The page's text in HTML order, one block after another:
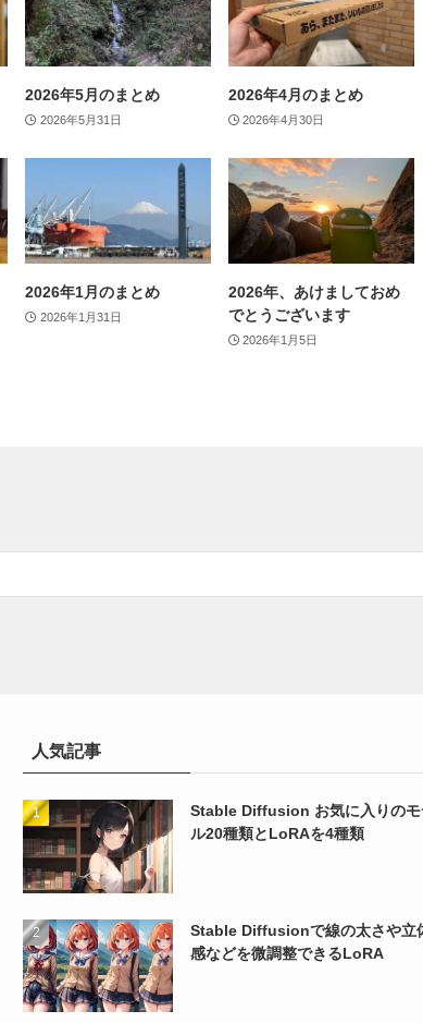
2026年5月のまとめ
2026年5月31日
2026年4月のまとめ
2026年4月30日
2026年1月のまとめ
2026年1月31日
2026年、あけましておめ
でとうございます
2026年1月5日
人気記事
Stable Diffusion お気に入りのモ
ル20種類とLoRAを4種類
Stable Diffusionで線の太さや立
感などを微調整できるLoRA